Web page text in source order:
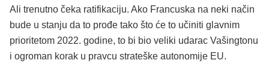
Ali trenutno čeka ratifikaciju. Ako Francuska na neki način
bude u stanju da to prođe tako što će to učiniti glavnim
prioritetom 2022. godine, to bi bio veliki udarac Vašingtonu
i ogroman korak u pravcu strateške autonomije EU.